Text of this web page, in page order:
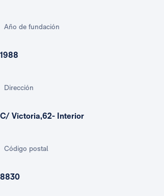
Año de fundación
1988
Dirección
C/ Victoria,62- Interior
Código postal
8830